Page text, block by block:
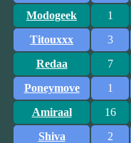
Modogeek
1
Titouxxx
3
Redaa
7
Poneymove
1
Amiraal
16
Shiva
2